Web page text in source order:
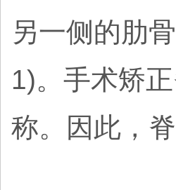
另一侧的肋
1)。手术矫
称。因此，